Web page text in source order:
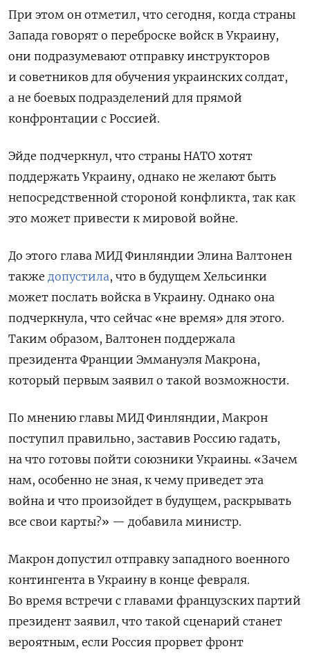
При этом он отметил, что сегодня, когда страны
Запада говорят о переброске войск в Украину,
они подразумевают отправку инструкторов
и советников для обучения украинских солдат,
а не боевых подразделений для прямой
конфронтации с Россией.
Эйде подчеркнул, что страны НАТО хотят
поддержать Украину, однако не желают быть
непосредственной стороной конфликта, так как
это может привести к мировой войне.
До этого глава МИД Финляндии Элина Валтонен
также допустила, что в будущем Хельсинки
может послать войска в Украину. Однако она
подчеркнула, что сейчас «не время» для этого.
Таким образом, Валтонен поддержала
президента Франции Эммануэля Макрона,
который первым заявил о такой возможности.
По мнению главы МИД Финляндии, Макрон
поступил правильно, заставив Россию гадать,
на что готовы пойти союзники Украины. «Зачем
нам, особенно не зная, к чему приведет эта
война и что произойдет в будущем, раскрывать
все свои карты?» — добавила министр.
Макрон допустил отправку западного военного
контингента в Украину в конце февраля.
Во время встречи с главами французских партий
президент заявил, что такой сценарий станет
вероятным, если Россия прорвет фронт